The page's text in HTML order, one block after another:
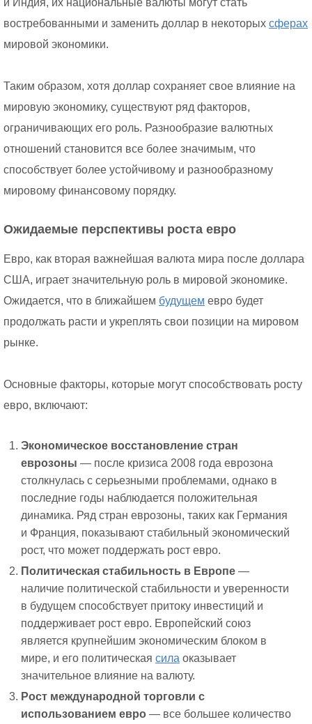
и Индия, их национальные валюты могут стать
востребованными и заменить доллар в некоторых сферах
мировой экономики.
Таким образом, хотя доллар сохраняет свое влияние на
мировую экономику, существуют ряд факторов,
ограничивающих его роль. Разнообразие валютных
отношений становится все более значимым, что
способствует более устойчивому и разнообразному
мировому финансовому порядку.
Ожидаемые перспективы роста евро
Евро, как вторая важнейшая валюта мира после доллара
США, играет значительную роль в мировой экономике.
Ожидается, что в ближайшем будущем евро будет
продолжать расти и укреплять свои позиции на мировом
рынке.
Основные факторы, которые могут способствовать росту
евро, включают:
Экономическое восстановление стран
еврозоны — после кризиса 2008 года еврозона
столкнулась с серьезными проблемами, однако в
последние годы наблюдается положительная
динамика. Ряд стран еврозоны, таких как Германия
и Франция, показывают стабильный экономический
рост, что может поддержать рост евро.
Политическая стабильность в Европе —
наличие политической стабильности и уверенности
в будущем способствует притоку инвестиций и
поддерживает рост евро. Европейский союз
является крупнейшим экономическим блоком в
мире, и его политическая сила оказывает
значительное влияние на валюту.
Рост международной торговли с
использованием евро — все большее количество